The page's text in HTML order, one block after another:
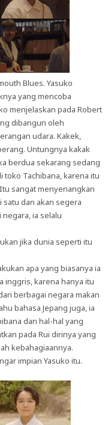
Blues. Yasuko
yang mencoba
menjelaskan pada Robert
dibangun oleh
udara. Kakek,
Untungnya kakak
berdua sekarang sedang
Tachibana, karena itu
sangat menyenangkan
satu dan akan segera
ia selalu
jika dunia seperti itu
apa yang biasanya ia
inggris, karena hanya itu
berbagai negara makan
bahasa Jepang juga, ia
dan hal-hal yang
pada Rui dirinya yang
kebahagiaannya.
impian Yasuko itu.